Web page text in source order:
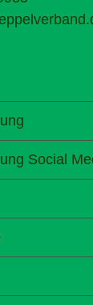
Social